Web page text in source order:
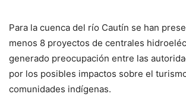
Para la cuenca del río Cautín se han
menos 8 proyectos de centrales
generado preocupación entre las
por los posibles impactos sobre el
comunidades indígenas.